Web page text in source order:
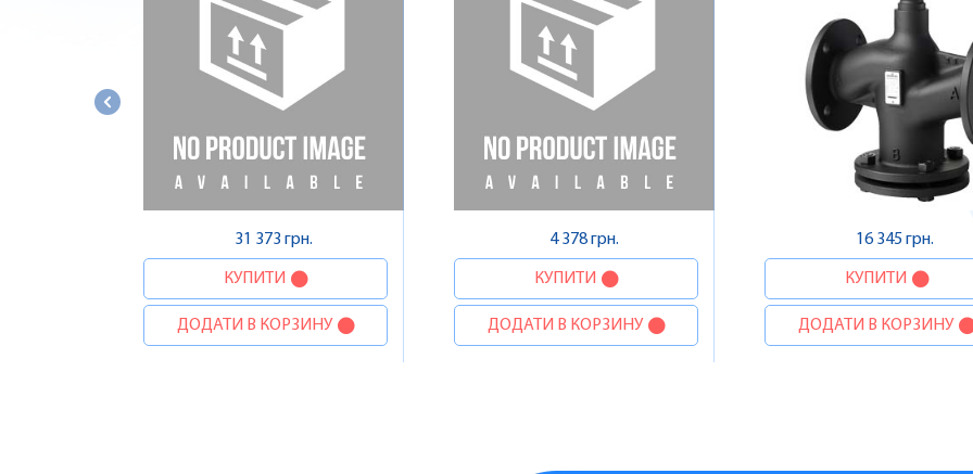
31 373 грн.
КУПИТИ
ДОДАТИ В КОРЗИНУ
4 378 грн.
КУПИТИ
ДОДАТИ В КОРЗИНУ
16 345 грн.
КУПИТИ
ДОДАТИ В КОРЗИНУ